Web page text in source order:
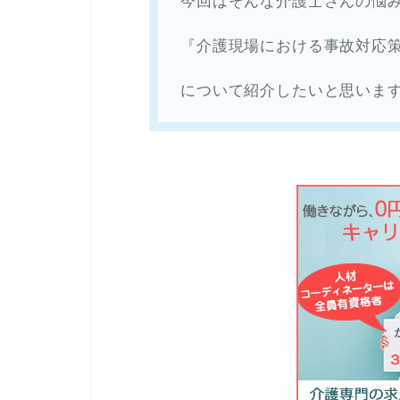
『介護現場における事故対応
について紹介したいと思いま